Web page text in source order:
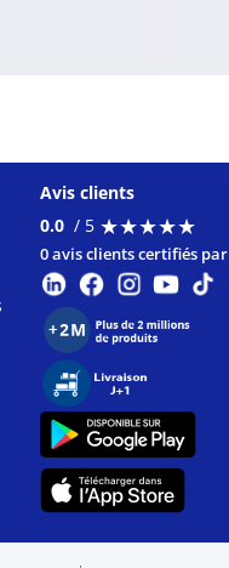
Avis clients
0.0 / 5 ★★★★★
★★★★★
0 avis clients certifiés par